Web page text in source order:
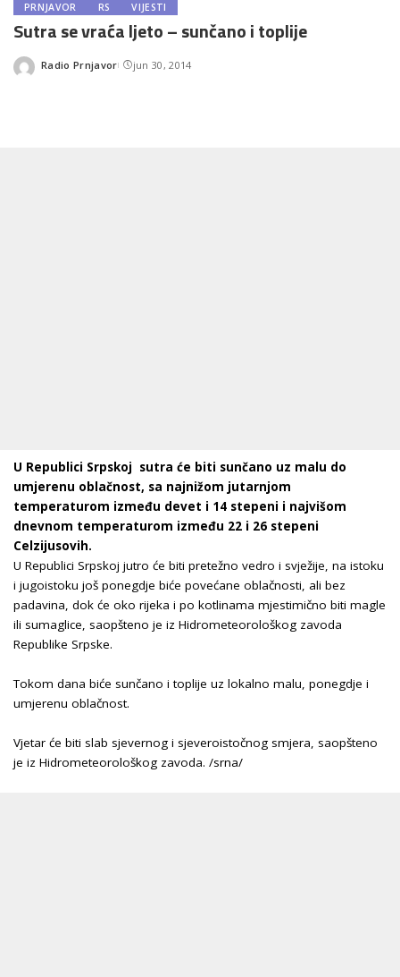
PRNJAVOR RS VIJESTI
Sutra se vraća ljeto – sunčano i toplije
Posted
Radio Prnjavor jun 30, 2014
U Republici Srpskoj sutra će biti sunčano uz malu do
umjerenu oblačnost, sa najnižom jutarnjom
temperaturom između devet i 14 stepeni i najvišom
dnevnom temperaturom između 22 i 26 stepeni
Celzijusovih.
U Republici Srpskoj jutro će biti pretežno vedro i svježije, na istoku
i jugoistoku još ponegdje biće povećane oblačnosti, ali bez
padavina, dok će oko rijeka i po kotlinama mjestimično biti magle
ili sumaglice, saopšteno je iz Hidrometeorološkog zavoda
Republike Srpske.
Tokom dana biće sunčano i toplije uz lokalno malu, ponegdje i
umjerenu oblačnost.
Vjetar će biti slab sjevernog i sjeveroistočnog smjera, saopšteno
je iz Hidrometeorološkog zavoda. /srna/